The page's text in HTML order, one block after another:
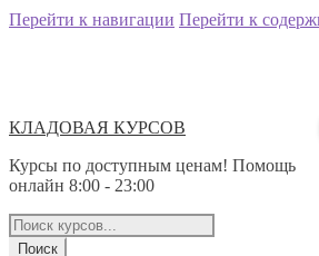
Перейти к навигации Перейти к
КЛАДОВАЯ КУРСОВ
Курсы по доступным ценам! Помощь
онлайн 8:00 - 23:00
Поиск